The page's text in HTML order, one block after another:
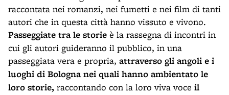
raccontata nei romanzi, nei fumetti e nei film di tanti
autori che in questa città hanno vissuto e vivono.
Passeggiate tra le storie è la rassegna di incontri in
cui gli autori guideranno il pubblico, in una
passeggiata vera e propria, attraverso gli angoli e i
luoghi di Bologna nei quali hanno ambientato le
loro storie, raccontando con la loro viva voce il